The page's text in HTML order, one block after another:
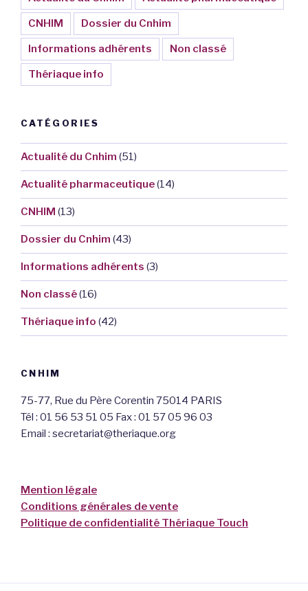
CNHIM Dossier du Cnhim
Informations adhérents Non classé
Thériaque info
CATÉGORIES
Actualité du Cnhim (51)
Actualité pharmaceutique(14)
CNHIM (13)
Dossier du Cnhim (43)
Informations adhérents (3)
Non classé(16)
Thériaque info (42)
CNHIM
75-77, Rue du Père Corentin 75014 PARIS
Tél : 01 56 53 51 05 Fax : 01 57 05 96 03
Email : secretariat@theriaque.org
Mention légale
Conditions générales de vente
Politique de confidentialité Thériaque Touch